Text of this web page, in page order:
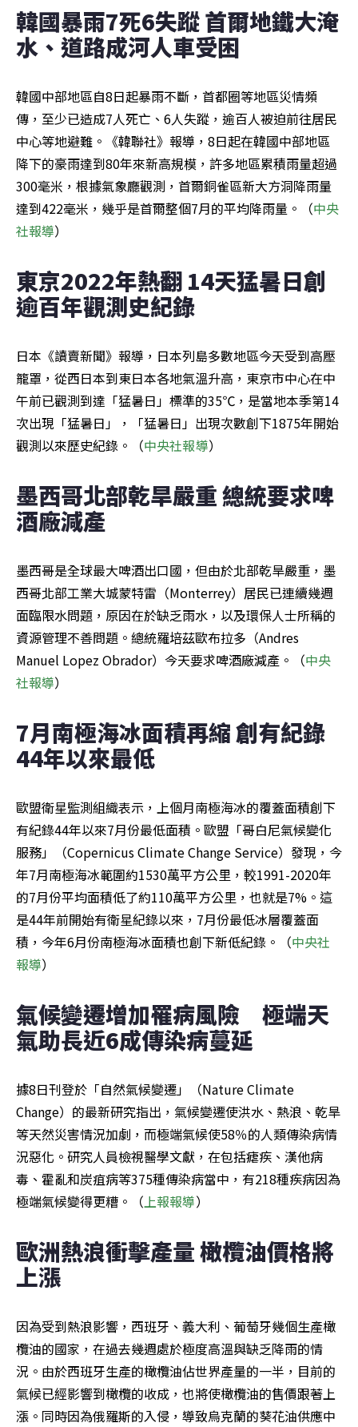
韓國暴雨7死6失蹤 首爾地鐵大淹
水、道路成河人車受困
韓國中部地區自8日起暴雨不斷，首都圈等地區災情頻
傳，至少已造成7人死亡、6人失蹤，逾百人被迫前往居民
中心等地避難。《韓聯社》報導，8日起在韓國中部地區
降下的豪雨達到80年來新高規模，許多地區累積雨量超過
300毫米，根據氣象廳觀測，首爾銅雀區新大方洞降雨量
達到422毫米，幾乎是首爾整個7月的平均降雨量。（中央
社報導）
東京2022年熱翻 14天猛暑日創
逾百年觀測史紀錄
日本《讀賣新聞》報導，日本列島多數地區今天受到高壓
籠罩，從西日本到東日本各地氣溫升高，東京市中心在中
午前已觀測到達「猛暑日」標準的35℃，是當地本季第14
次出現「猛暑日」，「猛暑日」出現次數創下1875年開始
觀測以來歷史紀錄。（中央社報導）
墨西哥北部乾旱嚴重 總統要求啤
酒廠減產
墨西哥是全球最大啤酒出口國，但由於北部乾旱嚴重，墨
西哥北部工業大城蒙特雷（Monterrey）居民已連續幾週
面臨限水問題，原因在於缺乏雨水，以及環保人士所稱的
資源管理不善問題。總統羅培茲歐布拉多（Andres
Manuel Lopez Obrador）今天要求啤酒廠減產。（中央
社報導）
7月南極海冰面積再縮 創有紀錄
44年以來最低
歐盟衛星監測組織表示，上個月南極海冰的覆蓋面積創下
有紀錄44年以來7月份最低面積。歐盟「哥白尼氣候變化
服務」（Copernicus Climate Change Service）發現，今
年7月南極海冰範圍約1530萬平方公里，較1991-2020年
的7月份平均面積低了約110萬平方公里，也就是7%。這
是44年前開始有衛星紀錄以來，7月份最低冰層覆蓋面
積，今年6月份南極海冰面積也創下新低紀錄。（中央社
報導）
氣候變遷增加罹病風險　極端天
氣助長近6成傳染病蔓延
據8日刊登於「自然氣候變遷」（Nature Climate
Change）的最新研究指出，氣候變遷使洪水、熱浪、乾旱
等天然災害情況加劇，而極端氣候使58％的人類傳染病情
況惡化。研究人員檢視醫學文獻，在包括瘧疾、漢他病
毒、霍亂和炭疽病等375種傳染病當中，有218種疾病因為
極端氣候變得更糟。（上報報導）
歐洲熱浪衝擊產量 橄欖油價格將
上漲
因為受到熱浪影響，西班牙、義大利、葡萄牙幾個生產橄
欖油的國家，在過去幾週處於極度高溫與缺乏降雨的情
況。由於西班牙生產的橄欖油佔世界產量的一半，目前的
氣候已經影響到橄欖的收成，也將使橄欖油的售價跟著上
漲。同時因為俄羅斯的入侵，導致烏克蘭的葵花油供應中